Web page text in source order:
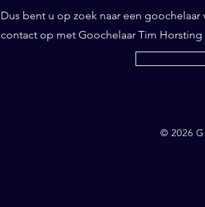
Dus bent u op zoek naar een
contact op met Goochelaar Tim Horsting
© 2026